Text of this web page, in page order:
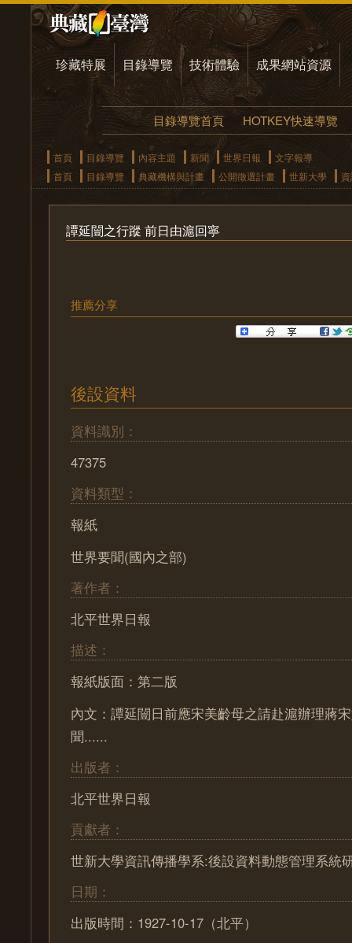
珍藏特展 目錄導覽 技術體驗 成果網站資源
目錄導覽首頁 HOTKEY快速導覽
首頁 目錄導覽 內容主題 新聞 世界日報
文字報導
首頁
目錄導覽 典藏機構與計畫 公開徵選計畫 世新大學
譚延闓之行蹤 前日由滬回寧
推薦分享
後設資料
資料識別：
47375
資料類型：
報紙
世界要聞(國內之部)
著作者：
北平世界日報
描述：
報紙版面：第二版
內文：譚延闓日前應宋美齡母之請赴滬辦理蔣
聞......
出版者：
北平世界日報
貢獻者：
世新大學資訊傳播學系:後設資料動態管理系統
日期：
出版時間：1927-10-17（北平）